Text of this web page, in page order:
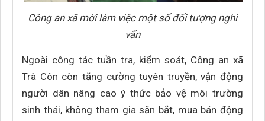
Công an xã mời làm việc một số đối tượng nghi
vấn
Ngoài công tác tuần tra, kiểm soát, Công an xã
Trà Côn còn tăng cường tuyên truyền, vận động
người dân nâng cao ý thức bảo vệ môi trường
sinh thái, không tham gia săn bắt, mua bán động